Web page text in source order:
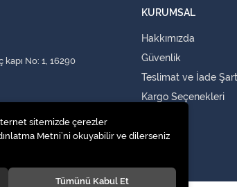
kapı No: 1, 16290
KURUMSAL
Hakkımızda
Güvenlik
Teslimat ve İade
Kargo Seçenekleri
İletişim
sitemizde çerezler
Metni’ni okuyabilir ve dilerseniz
Tümünü Kabul Et